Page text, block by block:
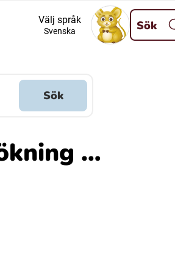
Davvisámegiella (Nordsamiska)
Kelderash (Romska)
Välj språk
Svenska Sök
Sök
…